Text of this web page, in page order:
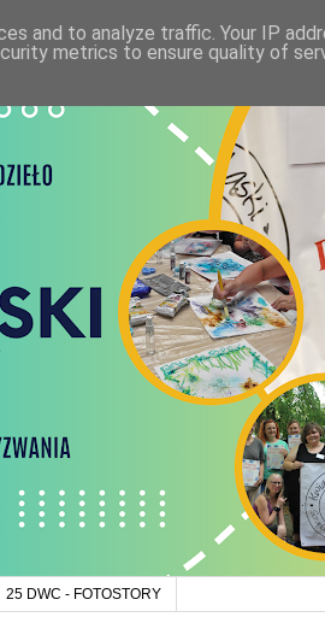
25 DWC - FOTOSTORY
and to analyze traffic. Your IP
metrics to ensure quality of